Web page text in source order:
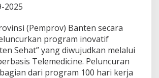
2025
(Pemprov) Banten secara
program inovatif
Sehat” yang diwujudkan melalui
Telemedicine. Peluncuran
dari program 100 hari kerja